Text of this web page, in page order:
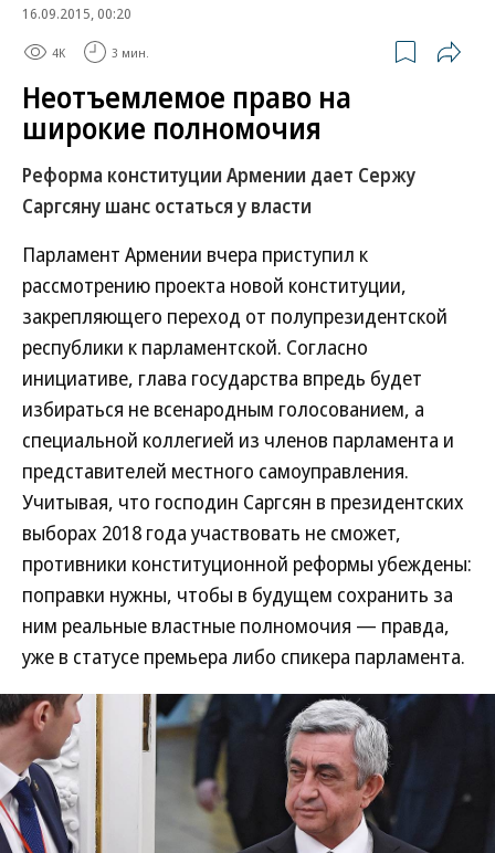
16.09.2015, 00:20
4K 3 мин.
Неотъемлемое право на
широкие полномочия
Реформа конституции Армении дает Сержу
Саргсяну шанс остаться у власти
Парламент Армении вчера приступил к
рассмотрению проекта новой конституции,
закрепляющего переход от полупрезидентской
республики к парламентской. Согласно
инициативе, глава государства впредь будет
избираться не всенародным голосованием, а
специальной коллегией из членов парламента и
представителей местного самоуправления.
Учитывая, что господин Саргсян в президентских
выборах 2018 года участвовать не сможет,
противники конституционной реформы убеждены:
поправки нужны, чтобы в будущем сохранить за
ним реальные властные полномочия — правда,
уже в статусе премьера либо спикера парламента.